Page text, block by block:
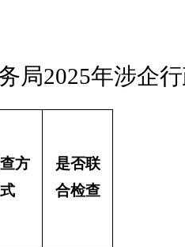
局2025年涉企
方
式
是否联
合检查